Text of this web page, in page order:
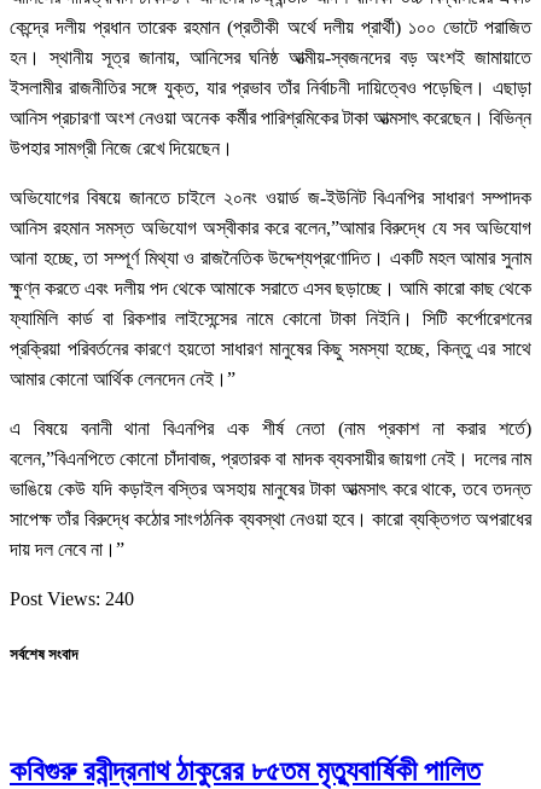
কেন্দ্রে দলীয় প্রধান তারেক রহমান (প্রতীকী অর্থে দলীয় প্রার্থী) ১০০ ভোটে পরাজিত
হন। স্থানীয় সূত্র জানায়, আনিসের ঘনিষ্ঠ আত্মীয়-স্বজনদের বড় অংশই জামায়াতে
ইসলামীর রাজনীতির সঙ্গে যুক্ত, যার প্রভাব তাঁর নির্বাচনী দায়িত্বেও পড়েছিল। এছাড়া
আনিস প্রচারণা অংশ নেওয়া অনেক কর্মীর পারিশ্রমিকের টাকা আত্মসাৎ করেছেন। বিভিন্ন
উপহার সামগ্রী নিজে রেখে দিয়েছেন।
অভিযোগের বিষয়ে জানতে চাইলে ২০নং ওয়ার্ড জ-ইউনিট বিএনপির সাধারণ সম্পাদক
আনিস রহমান সমস্ত অভিযোগ অস্বীকার করে বলেন,”আমার বিরুদ্ধে যে সব অভিযোগ
আনা হচ্ছে, তা সম্পূর্ণ মিথ্যা ও রাজনৈতিক উদ্দেশ্যপ্রণোদিত। একটি মহল আমার সুনাম
ক্ষুণ্ন করতে এবং দলীয় পদ থেকে আমাকে সরাতে এসব ছড়াচ্ছে। আমি কারো কাছ থেকে
ফ্যামিলি কার্ড বা রিকশার লাইসেন্সের নামে কোনো টাকা নিইনি। সিটি কর্পোরেশনের
প্রক্রিয়া পরিবর্তনের কারণে হয়তো সাধারণ মানুষের কিছু সমস্যা হচ্ছে, কিন্তু এর সাথে
আমার কোনো আর্থিক লেনদেন নেই।”
এ বিষয়ে বনানী থানা বিএনপির এক শীর্ষ নেতা (নাম প্রকাশ না করার শর্তে)
বলেন,”বিএনপিতে কোনো চাঁদাবাজ, প্রতারক বা মাদক ব্যবসায়ীর জায়গা নেই। দলের নাম
ভাঙিয়ে কেউ যদি কড়াইল বস্তির অসহায় মানুষের টাকা আত্মসাৎ করে থাকে, তবে তদন্ত
সাপেক্ষ তাঁর বিরুদ্ধে কঠোর সাংগঠনিক ব্যবস্থা নেওয়া হবে। কারো ব্যক্তিগত অপরাধের
দায় দল নেবে না।”
Post Views: 240
সর্বশেষ সংবাদ
কবিগুরু রবীন্দ্রনাথ ঠাকুরের ৮৫তম মৃত্যুবার্ষিকী পালিত